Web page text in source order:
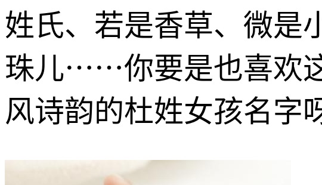
姓氏、若是香草、微是
珠儿⋯⋯你要是也喜欢
风诗韵的杜姓女孩名字